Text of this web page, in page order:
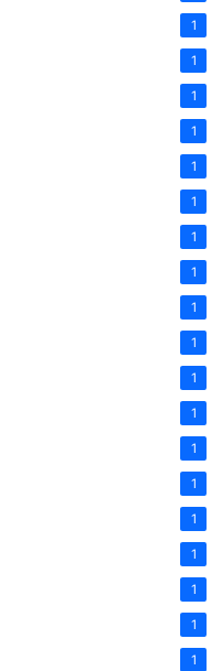
1
1
1
1
1
1
1
1
1
1
1
1
1
1
1
1
1
1
1